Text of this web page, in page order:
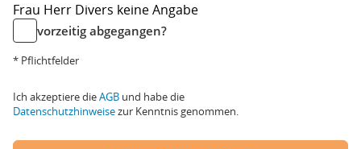
Frau Herr Divers keine Angabe
vorzeitig abgegangen?
* Pflichtfelder
Ich akzeptiere dieAGB und habe die
Datenschutzhinweisezur Kenntnis genommen.